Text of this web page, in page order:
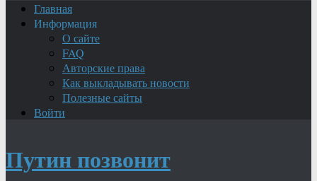
Главная
Информация
О сайте
FAQ
Авторские права
Как выкладывать новости
Полезные сайты
Войти
Путин позвонит